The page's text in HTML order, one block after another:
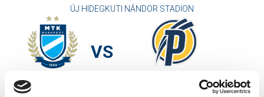
ÚJ HIDEGKUTI NÁNDOR STADION
MTK BUDAPEST
VS
PUSKÁS AKADÉMIA FC